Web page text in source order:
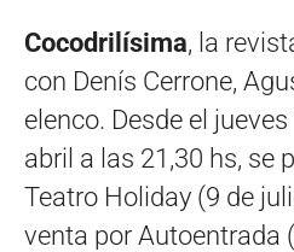
Cocodrilísima, la
con Denís Cerrone,
elenco. Desde el
abril a las 21,30 hs, se
Teatro Holiday (9 de
venta por Autoentrada